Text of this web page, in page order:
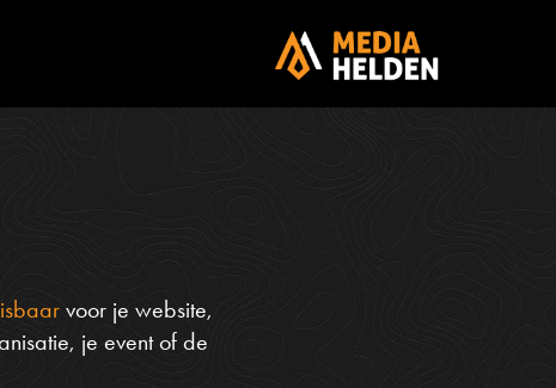
voor je website,
je event of de